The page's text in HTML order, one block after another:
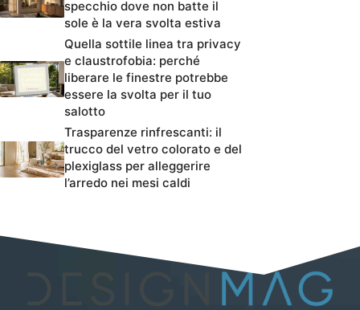
specchio dove non batte il
sole è la vera svolta estiva
Quella sottile linea tra privacy
e claustrofobia: perché
liberare le finestre potrebbe
essere la svolta per il tuo
salotto
Trasparenze rinfrescanti: il
trucco del vetro colorato e del
plexiglass per alleggerire
l’arredo nei mesi caldi